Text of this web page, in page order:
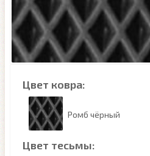
Цвет ковра:
Ромб чёрный
Цвет тесьмы: